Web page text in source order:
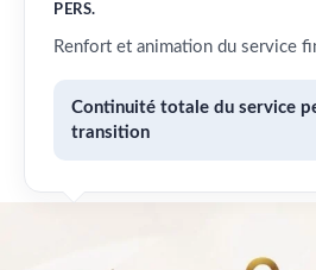
PERS.
Renfort et animation du service
Continuité totale du service
transition